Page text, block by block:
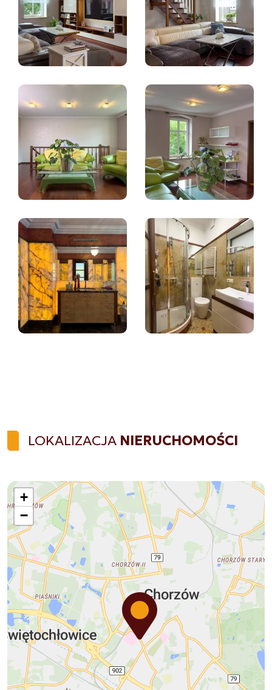
LOKALIZACJA NIERUCHOMOŚCI
+
−